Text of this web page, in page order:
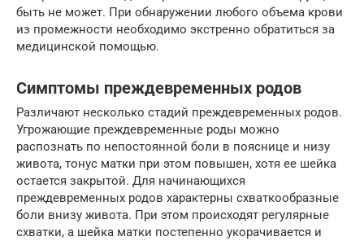
быть не может. При обнаружении любого объема крови
из промежности необходимо экстренно обратиться за
медицинской помощью.
Симптомы преждевременных родов
Различают несколько стадий преждевременных родов.
Угрожающие преждевременные роды можно
распознать по непостоянной боли в пояснице и низу
живота, тонус матки при этом повышен, хотя ее шейка
остается закрытой. Для начинающихся
преждевременных родов характерны схваткообразные
боли внизу живота. При этом происходят регулярные
схватки, а шейка матки постепенно укорачивается и